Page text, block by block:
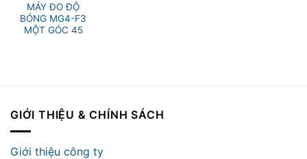
MÁY ĐO ĐỘ
BÓNG MG4-F3
MỘT GÓC 45
GIỚI THIỆU & CHÍNH SÁCH
Giới thiệu công ty